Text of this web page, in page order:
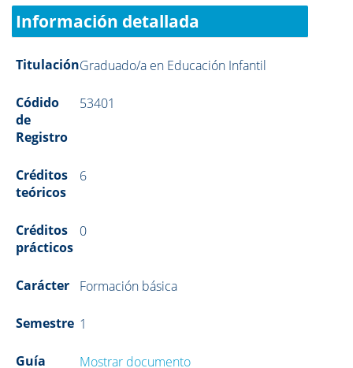
Información detallada
TitulaciónGraduado/a en Educación Infantil
Códido
de
Registro
53401
Créditos
teóricos
6
Créditos
prácticos
0
Carácter Formación básica
Semestre 1
Guía
Mostrar documento